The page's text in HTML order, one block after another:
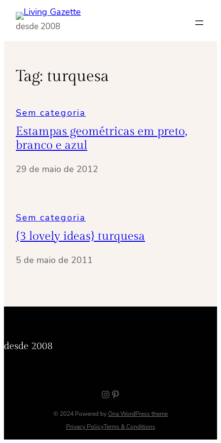
Pular
paradesde 2008
Tag: turquesa
Sem categoria
Estampas geométricas em preto,
branco e azul
29 de maio de 2012
Sem categoria
{3 lovely ideas} turquesa
5 de maio de 2011
desde 2008
Instagram Pinterest
© 2024 Powered byOna WordPress theme
Privacy PolicyTerms & Conditions